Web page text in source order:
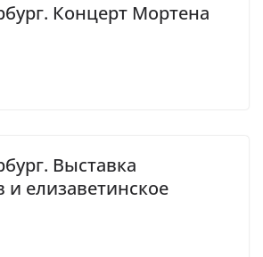
Концерт Мортена
Выставка
елизаветинское